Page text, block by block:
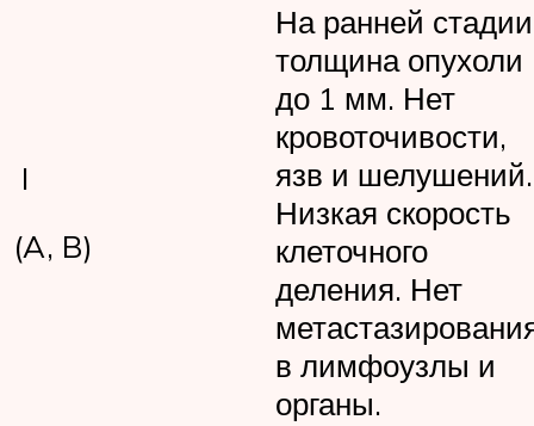
I
(A, B)
На ранней стадии
толщина опухоли
до 1 мм. Нет
кровоточивости,
язв и шелушений.
Низкая скорость
клеточного
деления. Нет
в лимфоузлы и
органы.